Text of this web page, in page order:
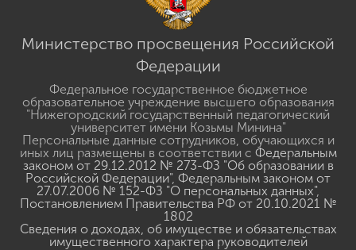
Министерство просвещения Российской
Федерации
Федеральное государственное бюджетное
образовательное учреждение высшего образования
"Нижегородский государственный педагогический
университет имени Козьмы Минина"
Персональные данные сотрудников, обучающихся и
иных лиц размещены в соответствии с Федеральным
законом от 29.12.2012 № 273-ФЗ "Об образовании в
Российской Федерации", Федеральным законом от
27.07.2006 № 152-ФЗ "О персональных данных",
Постановлением Правительства РФ от 20.10.2021 №
1802
Сведения о доходах, об имуществе и обязательствах
имущественного характера руководителей